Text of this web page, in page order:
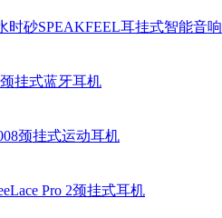
时砂SPEAKFEEL耳挂式智能音响
挂式蓝牙耳机
颈挂式运动耳机
Pro 2颈挂式耳机